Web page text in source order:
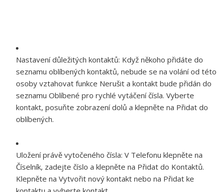
Nastavení důležitých kontaktů: Když někoho přidáte do
seznamu oblíbených kontaktů, nebude se na volání od této
osoby vztahovat funkce Nerušit a kontakt bude přidán do
seznamu Oblíbené pro rychlé vytáčení čísla. Vyberte
kontakt, posuňte zobrazení dolů a klepněte na Přidat do
oblíbených.
Uložení právě vytočeného čísla: V Telefonu klepněte na
Číselník, zadejte číslo a klepněte na Přidat do Kontaktů.
Klepněte na Vytvořit nový kontakt nebo na Přidat ke